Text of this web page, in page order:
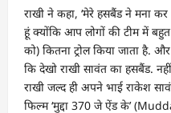
राखी ने कहा, ‘मेरे हसबैंड ने मना
हूं क्‍योंकि आप लोगों की टीम में बहुत
को) कितना ट्रोल किया जाता है.
कि देखो राखी सावंत का हसबैंड.
राखी जल्‍द ही अपने भाई राकेश
फिल्‍म ‘मुद्दा 370 जे ऐंड के’